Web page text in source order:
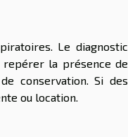
Le diagnostic
la présence de
conservation. Si des
ou location.